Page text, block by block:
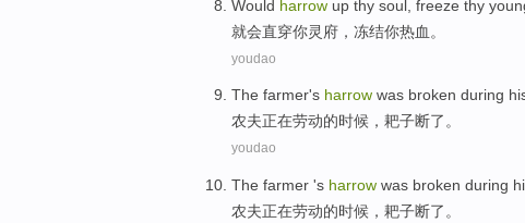
Would harrow up thy soul, freeze thy
就会直穿你灵府 ， 冻结你热血。
youdao
The farmer's harrow was broken during
农夫正在劳动的时候， 耙子断了。
youdao
The farmer 's harrow was broken during
农夫正在劳动的时候， 耙子断了 。